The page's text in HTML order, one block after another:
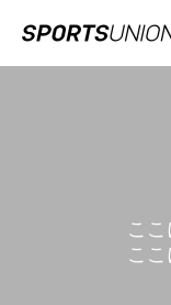
ここ
ここ